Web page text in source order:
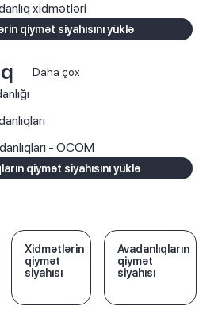
xidmətləri
qiymət siyahısını yüklə
Daha çox
- OCOM
qiymət siyahısını yüklə
Xidmətlərin
qiymət
siyahısı
Avadanlıqların
qiymət
siyahısı